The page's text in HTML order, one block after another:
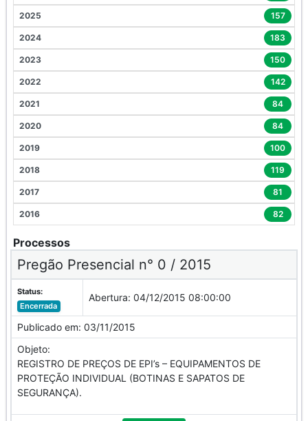
2025 157
2024 183
2023 150
2022 142
2021 84
2020 84
2019 100
2018 119
2017 81
2016 82
Processos
Pregão Presencial n° 0 / 2015
Status:
Encerrada
Abertura: 04/12/2015 08:00:00
Publicado em: 03/11/2015
Objeto:
REGISTRO DE PREÇOS DE EPI’s – EQUIPAMENTOS DE
PROTEÇÃO INDIVIDUAL (BOTINAS E SAPATOS DE
SEGURANÇA).